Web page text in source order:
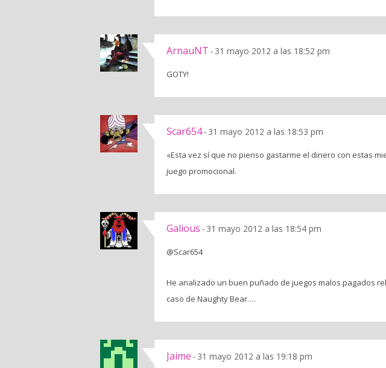
ArnauNT - 31 mayo 2012 a las 18:52 pm
GOTY!
Scar654- 31 mayo 2012 a las 18:53 pm
«Esta vez sí que no pienso gastarme el dinero con estas
juego promocional.
Galious - 31 mayo 2012 a las 18:54 pm
@Scar654
He analizado un buen puñado de juegos malos pagados
caso de Naughty Bear….
Jaime - 31 mayo 2012 a las 19:18 pm